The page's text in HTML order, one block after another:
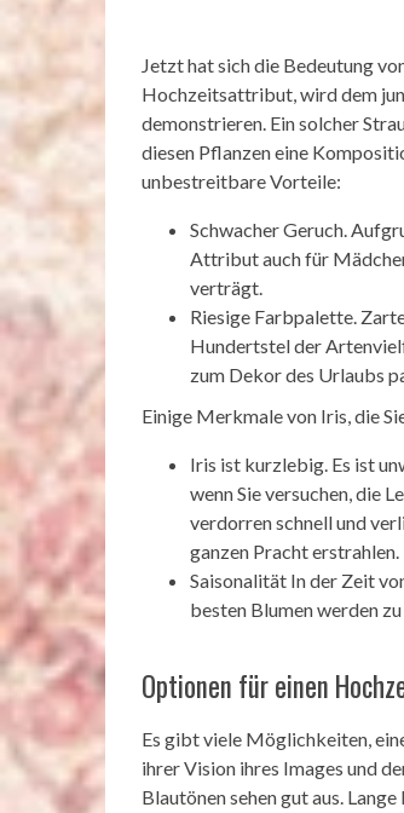
Jetzt hat sich die Bedeutung
Hochzeitsattribut, wird dem
demonstrieren. Ein solcher
diesen Pflanzen eine
unbestreitbare Vorteile:
Schwacher Geruch.
Attribut auch für
verträgt.
Riesige Farbpalette.
Hundertstel der
zum Dekor des Urlaubs
Einige Merkmale von Iris, die
Iris ist kurzlebig. Es ist
wenn Sie versuchen, die
verdorren schnell und
ganzen Pracht erstrahlen.
Saisonalität In der Zeit
besten Blumen werden
Optionen für einen
Es gibt viele Möglichkeiten,
ihrer Vision ihres Images und
Blautönen sehen gut aus.